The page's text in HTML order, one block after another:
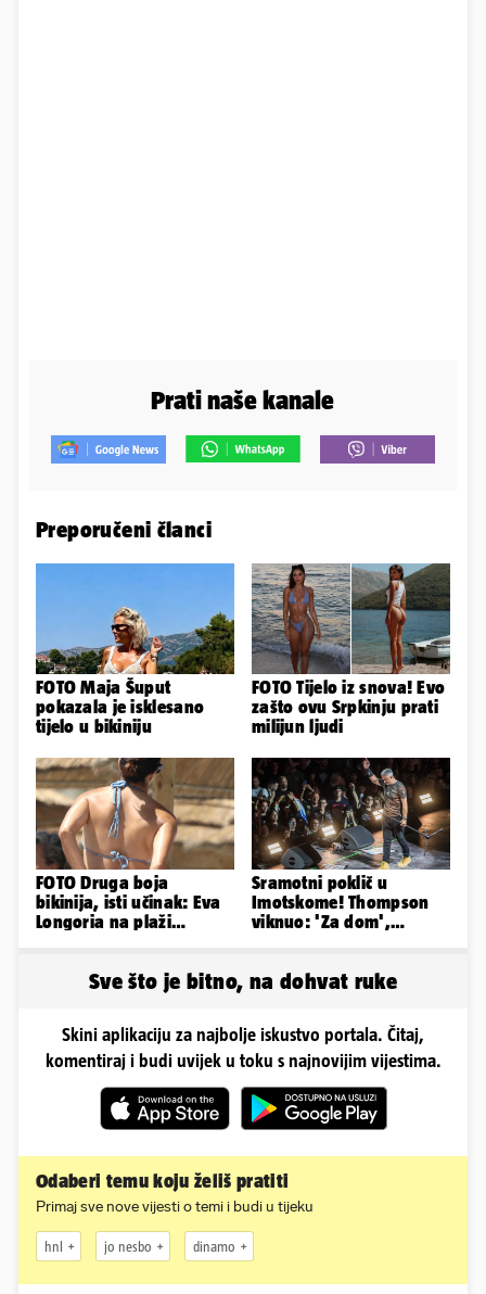
Prati naše kanale
Preporučeni članci
FOTO Maja Šuput
pokazala je isklesano
tijelo u bikiniju
FOTO Tijelo iz snova! Evo
zašto ovu Srpkinju prati
milijun ljudi
FOTO Druga boja
bikinija, isti učinak: Eva
Longoria na plaži
Sramotni poklič u
Imotskome! Thompson
viknuo: 'Za dom',
Sve što je bitno, na dohvat ruke
Skini aplikaciju za najbolje iskustvo portala. Čitaj,
komentiraj i budi uvijek u toku s najnovijim vijestima.
Odaberi temu koju želiš pratiti
Primaj sve nove vijesti o temi i budi u tijeku
hnl jo nesbo dinamo